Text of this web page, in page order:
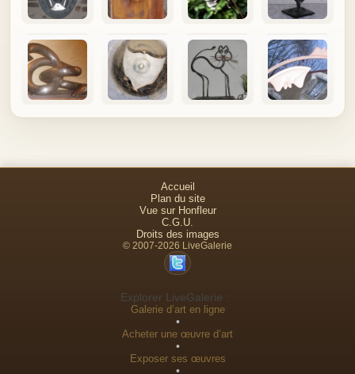
Accueil
Plan du site
Vue sur Honfleur
C.G.U.
Droits des images
© 2007-2026 LiveGalerie
Explorer LiveGalerie :
Galerie d’art en ligne
•
Acheter une œuvre d’art
•
Exposer ses œuvres
•